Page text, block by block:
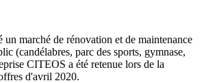
marché de rénovation et de maintenance
(candélabres, parc des sports, gymnase,
CITEOS a été retenue lors de la
d'avril 2020.